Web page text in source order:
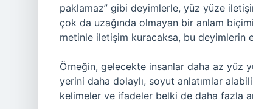
paklamaz” gibi deyimlerle, yüz yüze
çok da uzağında olmayan bir anlam
metinle iletişim kuracaksa, bu deyimlerin
Örneğin, gelecekte insanlar daha az yüz
yerini daha dolaylı, soyut anlatımlar
kelimeler ve ifadeler belki de daha fazla